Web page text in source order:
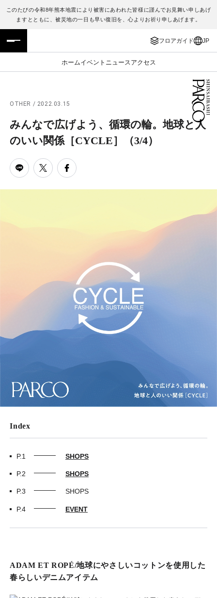
このたびの令和8年熊本地震により被害にあわれた皆様に謹んでお見舞い申しあげ
ますとともに、被災地の一日も早い復旧を、心よりお祈り申しあげます。
フロアガイド JP
ホームイベント ニュース アクセス
フロアガイド
施設案内・アクセス
レストラン・カフェ
TAX FREE
PARCOメンバーズ
ENGLISH
繁体字
ภาษาไทย
日本語
OTHER / 2022.03.15
みんなで広げよう、循環の輪。地球と人
のいい関係［CYCLE］
（3/4）
Index
P.1 SHOPS
P.2 SHOPS
P.3 SHOPS
P.4 EVENT
ADAM ET ROPÉ/地球にやさしいコットンを使用した
春らしいデニムアイテム